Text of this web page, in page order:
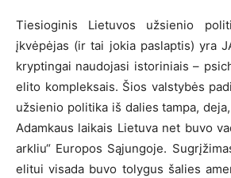
Tiesioginis Lietuvos užsienio
įkvėpėjas (ir tai jokia paslaptis) yra
kryptingai naudojasi istoriniais –
elito kompleksais. Šios valstybės
užsienio politika iš dalies tampa,
Adamkaus laikais Lietuva net buvo
arkliu“ Europos Sąjungoje.
elitui visada buvo tolygus šalies